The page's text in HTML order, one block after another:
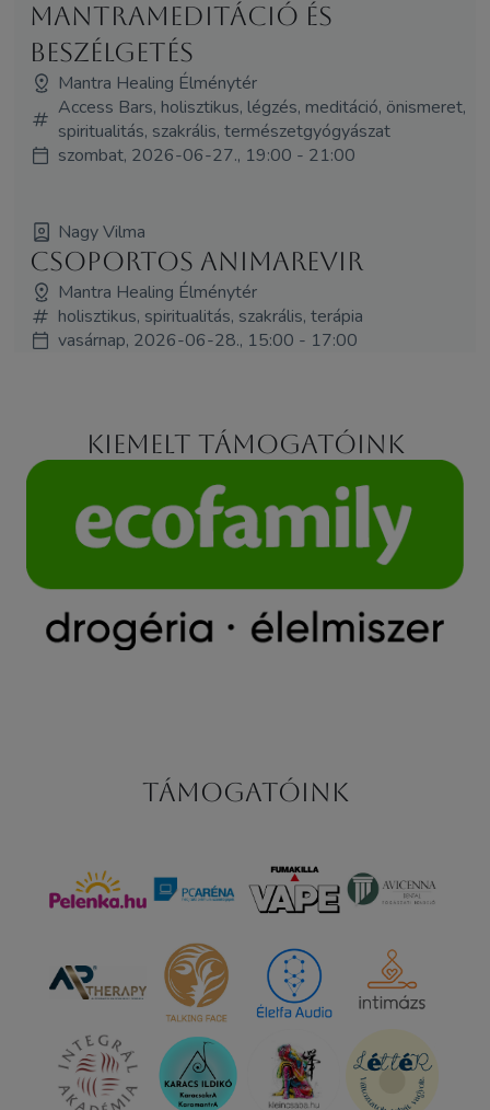
mantrameditáció és
beszélgetés
Mantra Healing Élménytér
Access Bars, holisztikus, légzés, meditáció, önismeret,
spiritualitás, szakrális, természetgyógyászat
szombat, 2026-06-27., 19:00 - 21:00
Nagy Vilma
Csoportos Animarevir
Mantra Healing Élménytér
holisztikus, spiritualitás, szakrális, terápia
vasárnap, 2026-06-28., 15:00 - 17:00
Kiemelt támogatóink
Támogatóink